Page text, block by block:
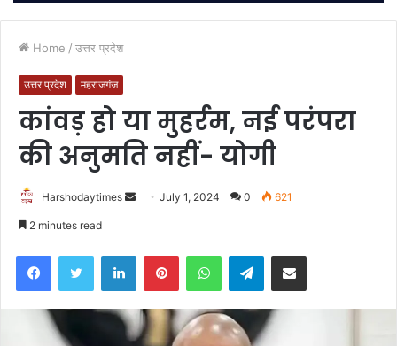
Home / उत्तर प्रदेश
उत्तर प्रदेश महराजगंज
कांवड़ हो या मुहर्रम, नई परंपरा
की अनुमति नहीं- योगी
Harshodaytimes
SendJuly 1, 2024 0 621
2 minutes read
FacebookTwitter LinkedInPinterestWhatsAppTelegramShare via Email